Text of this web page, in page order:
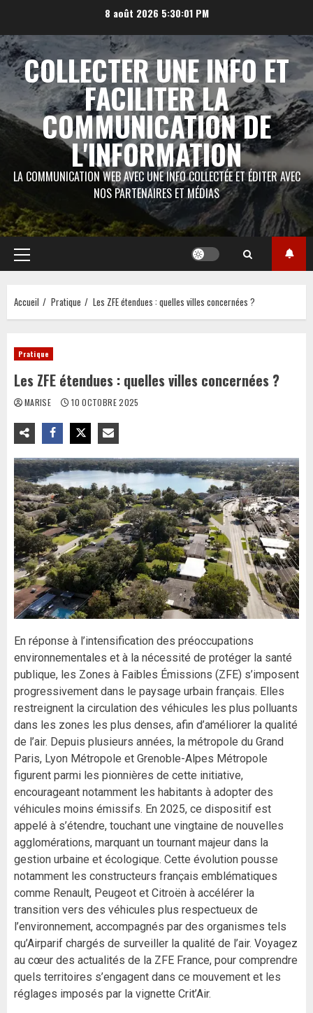
contenu
8 août 2026 5:30:02 PM
COLLECTER UNE INFO ET
FACILITER LA
COMMUNICATION DE
L'INFORMATION
LA COMMUNICATION WEB AVEC UNE INFO COLLECTÉE ET ÉDITER AVEC
NOS PARTENAIRES ET MÉDIAS
Menu
principal
Accueil Pratique Les ZFE étendues : quelles villes concernées ?
Pratique
Les ZFE étendues : quelles villes concernées ?
MARISE 10 OCTOBRE 2025
En réponse à l’intensification des préoccupations
environnementales et à la nécessité de protéger la santé
publique, les Zones à Faibles Émissions (ZFE) s’imposent
progressivement dans le paysage urbain français. Elles
restreignent la circulation des véhicules les plus polluants
dans les zones les plus denses, afin d’améliorer la qualité
de l’air. Depuis plusieurs années, la métropole du Grand
Paris, Lyon Métropole et Grenoble-Alpes Métropole
figurent parmi les pionnières de cette initiative,
encourageant notamment les habitants à adopter des
véhicules moins émissifs. En 2025, ce dispositif est
appelé à s’étendre, touchant une vingtaine de nouvelles
agglomérations, marquant un tournant majeur dans la
gestion urbaine et écologique. Cette évolution pousse
notamment les constructeurs français emblématiques
comme Renault, Peugeot et Citroën à accélérer la
transition vers des véhicules plus respectueux de
l’environnement, accompagnés par des organismes tels
qu’Airparif chargés de surveiller la qualité de l’air. Voyagez
au cœur des actualités de la ZFE France, pour comprendre
quels territoires s’engagent dans ce mouvement et les
réglages imposés par la vignette Crit’Air.